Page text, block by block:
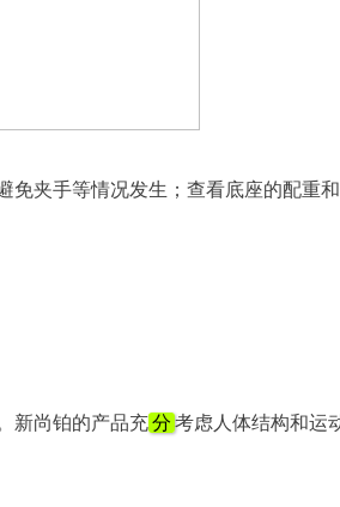
夹手等情况发生；查看底座的配重
新尚铂的产品充分 考虑人体结构和运